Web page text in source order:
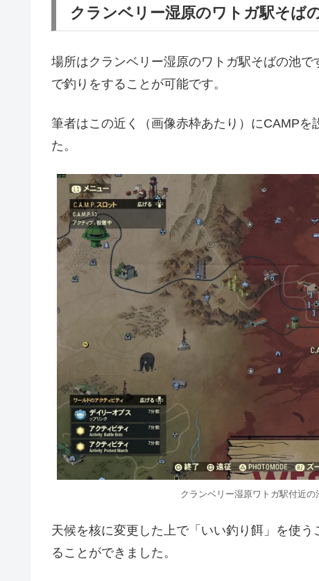
クランベリー湿原のワトガ駅そば
場所はクランベリー湿原のワトガ駅そばの池
で釣りをすることが可能です。
筆者はこの近く（画像赤枠あたり）にCAMP
た。
クランベリー湿原ワトガ駅付近
天候を核に変更した上で「いい釣り餌」を使
ることができました。